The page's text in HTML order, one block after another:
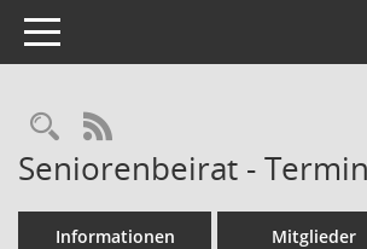
Toggle navigation
Rechercheauswahl
RSS-Feed
Seniorenbeirat -
Informationen Mitglieder